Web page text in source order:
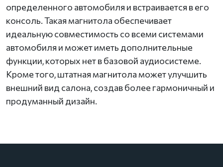
определенного автомобиля и встраивается в его
консоль. Такая магнитола обеспечивает
идеальную совместимость со всеми системами
автомобиля и может иметь дополнительные
функции, которых нет в базовой аудиосистеме.
Кроме того, штатная магнитола может улучшить
внешний вид салона, создав более гармоничный и
продуманный дизайн.